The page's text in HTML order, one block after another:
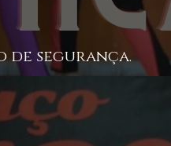
de segurança.